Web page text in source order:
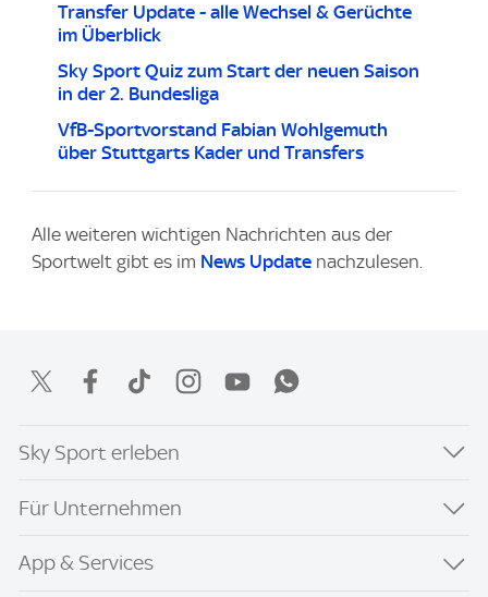
Transfer Update - alle Wechsel & Gerüchte
im Überblick
Sky Sport Quiz zum Start der neuen Saison
in der 2. Bundesliga
VfB-Sportvorstand Fabian Wohlgemuth
über Stuttgarts Kader und Transfers
Alle weiteren wichtigen Nachrichten aus der
Sportwelt gibt es im News Update nachzulesen.
Sky Sport erleben
Für Unternehmen
App & Services